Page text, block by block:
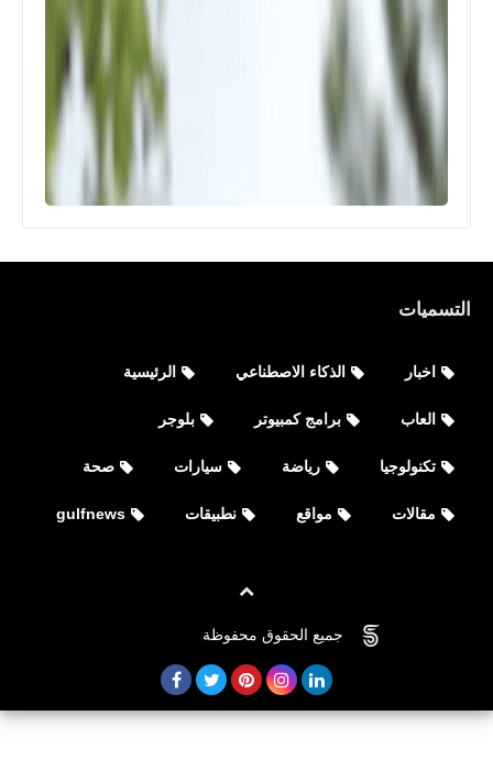
التسميات
اخبار الذكاء الاصطناعي الرئيسية
العاب برامج كمبيوتر بلوجر
تكنولوجيا رياضة سيارات صحة
مقالات مواقع نطبيقات gulfnews
جميع الحقوق محفوظة